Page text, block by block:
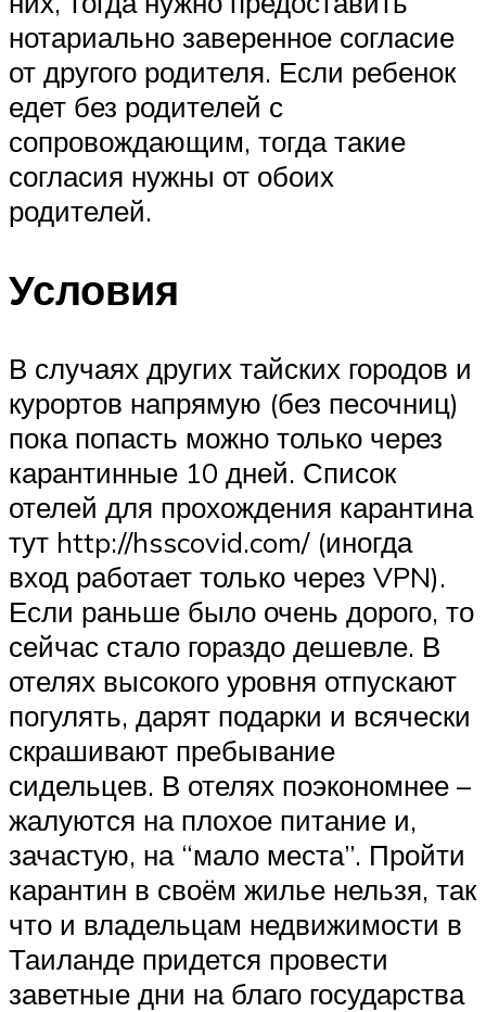
нотариально заверенное согласие
от другого родителя. Если ребенок
едет без родителей с
сопровождающим, тогда такие
согласия нужны от обоих
родителей.
Условия
В случаях других тайских городов и
курортов напрямую (без песочниц)
пока попасть можно только через
карантинные 10 дней. Список
отелей для прохождения карантина
тут http://hsscovid.com/ (иногда
вход работает только через VPN).
Если раньше было очень дорого, то
сейчас стало гораздо дешевле. В
отелях высокого уровня отпускают
погулять, дарят подарки и всячески
скрашивают пребывание
сидельцев. В отелях поэкономнее –
жалуются на плохое питание и,
зачастую, на “мало места”. Пройти
карантин в своём жилье нельзя, так
что и владельцам недвижимости в
Таиланде придется провести
заветные дни на благо государства